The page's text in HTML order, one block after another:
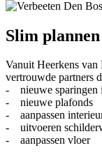
Slim plannen
Vanuit Heerkens van
vertrouwde partners
- nieuwe sparingen
- nieuwe plafonds
- aanpassen
- uitvoeren
- aanpassen vloer